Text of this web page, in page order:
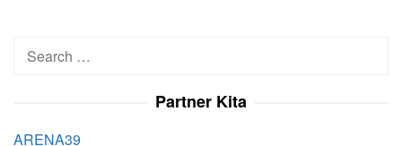
Search
Partner Kita
ARENA39